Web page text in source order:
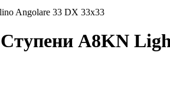
Angolare 33 DX 33x33
A8KN